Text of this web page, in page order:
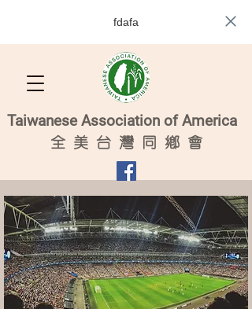
fdafa
Taiwanese Association of America
全 美 台 灣 同 鄉 會